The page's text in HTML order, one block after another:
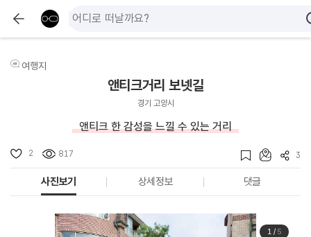
여행지
앤티크거리 보넷길
경기 고양시
앤티크 한 감성을 느낄 수 있는 거리
2 817 3
사진보기 상세정보 댓글
1/ 5